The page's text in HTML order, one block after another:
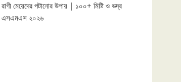
রাগী মেয়েদের পটানোর উপায় | ১০০+ মিষ্টি ও ভদ্র
এসএমএস ২০২৬